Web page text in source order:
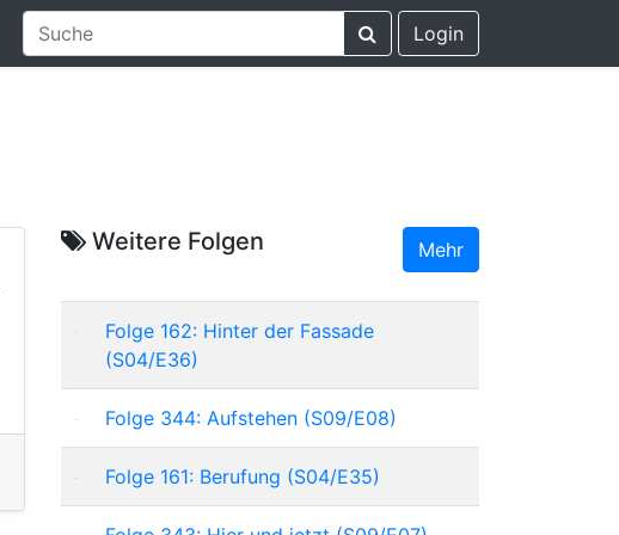
Login
Weitere Folgen Mehr
Folge 162: Hinter der Fassade
(S04/E36)
Folge 344: Aufstehen (S09/E08)
Folge 161: Berufung (S04/E35)